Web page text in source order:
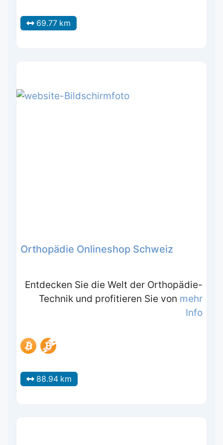
69.77 km
Orthopädie Onlineshop Schweiz
Entdecken Sie die Welt der Orthopädie-
Technik und profitieren Sie von mehr
Info
88.94 km